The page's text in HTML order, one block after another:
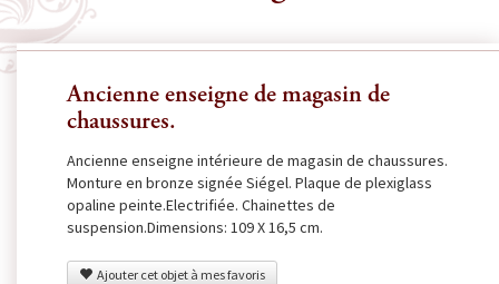
Ancienne enseigne de magasin de
chaussures.
Ancienne enseigne intérieure de magasin de chaussures.
Monture en bronze signée Siégel. Plaque de plexiglass
opaline peinte.Electrifiée. Chainettes de
suspension.Dimensions: 109 X 16,5 cm.
Ajouter cet objet à mes favoris